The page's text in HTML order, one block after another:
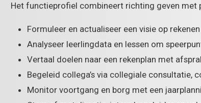
Het functieprofiel combineert richting geven met
Formuleer en actualiseer een visie op
Analyseer leerlingdata en lessen om
Vertaal doelen naar een rekenplan met
Begeleid collega’s via collegiale consultatie,
Monitor voortgang en borg met een